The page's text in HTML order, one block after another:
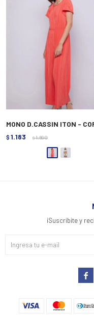
MONO D.CASSIN ITON -
$ 1.183 $ 1.690
¡Suscribite y
